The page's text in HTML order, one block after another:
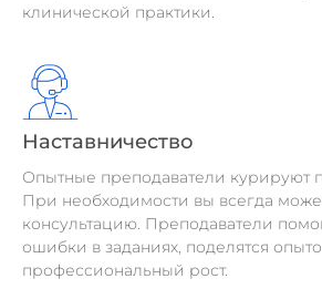
клинической практики.
Наставничество
Опытные преподаватели курируют
При необходимости вы всегда
консультацию. Преподаватели
ошибки в заданиях, поделятся
профессиональный рост.